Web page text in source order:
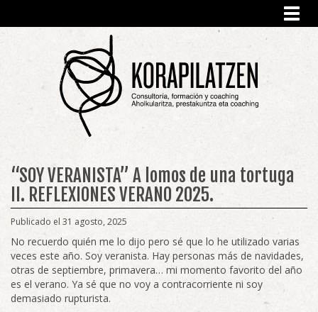
“SOY VERANISTA” A lomos de una tortuga
II. REFLEXIONES VERANO 2025.
Publicado el 31 agosto, 2025
No recuerdo quién me lo dijo pero sé que lo he utilizado varias
veces este año. Soy veranista. Hay personas más de navidades,
otras de septiembre, primavera… mi momento favorito del año
es el verano. Ya sé que no voy a contracorriente ni soy
demasiado rupturista.